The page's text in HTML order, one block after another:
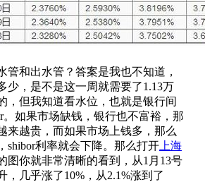
管和出水管？答案是我也不知道，
少，是不是这一周就需要了1.13万
，但我知道看水位，也就是银行间
。如果市场缺钱，银行也不富裕，那
来越贵，而如果市场上钱多，那么
shibor利率就会下降。那么打开 上海
图你就非常清晰的看到，从1月13号
，几乎涨了10%，从2.1%涨到了